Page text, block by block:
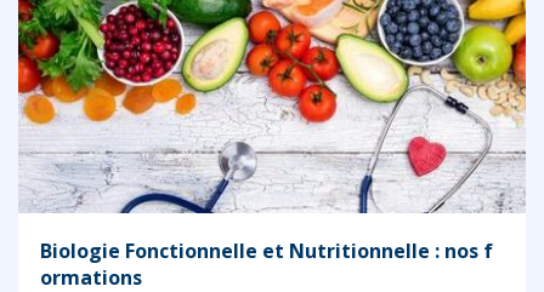
Biologie Fonctionnelle et Nutritionnelle : nos f
ormations